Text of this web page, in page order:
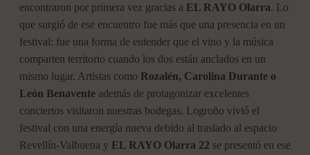
encontraron por primera vez gracias a EL RAYO Olarra. Lo
que surgió de ese encuentro fue más que una presencia en un
festival: fue una forma de entender que el vino y la música
comparten territorio cuando los dos están anclados en un
mismo lugar. Artistas como Rozalén, Carolina Durante o
León Benavente además de protagonizar excelentes
conciertos visitaron nuestras bodegas, Logroño vivió el
festival con una energía nueva debido al traslado al espacio
Revellín-Valbuena y EL RAYO Olarra 22 se presentó en ese